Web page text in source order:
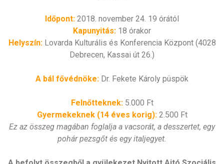
Időpont: 2018. november 24. 19 órától
Kapunyitás: 18 órakor
Helyszín:Lovarda Kulturális és Konferencia Központ (4028
Debrecen, Kassai út 26.)
A bál fővédnöke: Dr. Fekete Károly püspök
Felnőtteknek:5.000 Ft
Gyermekeknek (14 éves korig):2.500 Ft
Ez az összeg magában foglalja a vacsorát, a desszertet, egy
pohár pezsgőt és egy italjegyet.